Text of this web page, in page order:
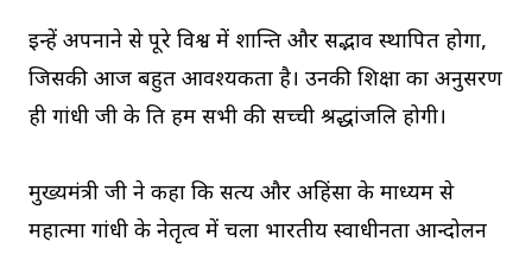
इन्हें अपनाने से पूरे विश्व में शान्ति और सद्भाव स्थापित होगा,
जिसकी आज बहुत आवश्यकता है। उनकी शिक्षा का अनुसरण
ही गांधी जी के प्रति हम सभी की सच्ची श्रद्धांजलि होगी।
मुख्यमंत्री जी ने कहा कि सत्य और अहिंसा के माध्यम से
महात्मा गांधी के नेतृत्व में चला भारतीय स्वाधीनता आन्दोलन